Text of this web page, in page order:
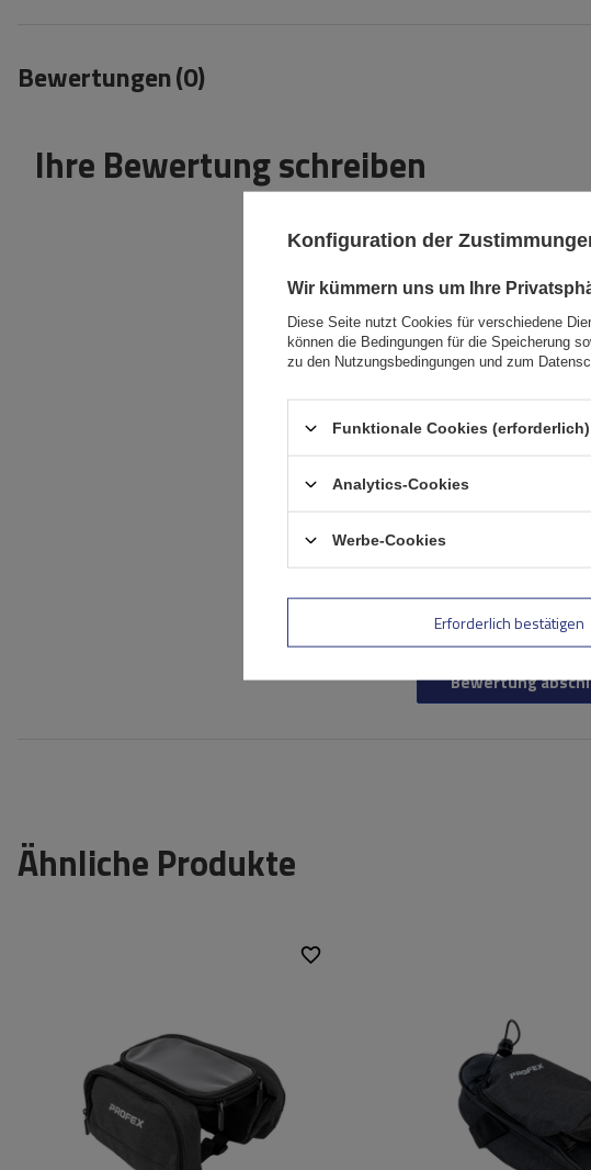
Bewertungen(0)
Ihre Bewertung schreiben
Inhalt Ihrer Bewertung
hinzufügen:
Bewertung
Ähnliche Produkte
Konfiguration der
Wir kümmern uns um Ihre
Diese Seite nutzt Cookies für verschiedene
können die Bedingungen für die Speicherung
zu den Nutzungsbedingungen und zum
Funktionale Cookies (erforderlich)
Analytics-Cookies
Werbe-Cookies
Erforderlich bestätigen